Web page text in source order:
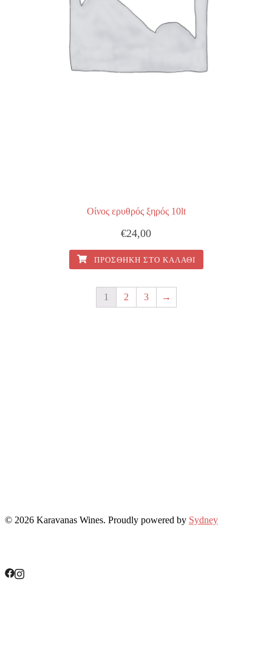
Οίνος ερυθρός ξηρός 10lt
€24,00
ΠΡΟΣΘΉΚΗ ΣΤΟ ΚΑΛΆΘΙ
1 2 3 →
© 2026 Karavanas Wines. Proudly powered by Sydney